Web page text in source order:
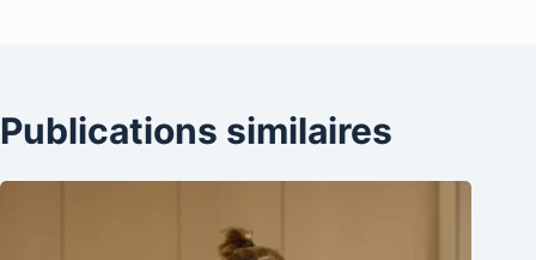
Publications similaires